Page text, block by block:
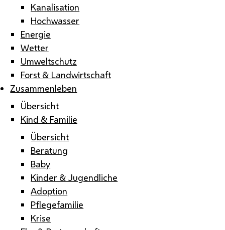
Kanalisation
Hochwasser
Energie
Wetter
Umweltschutz
Forst & Landwirtschaft
Zusammenleben
Übersicht
Kind & Familie
Übersicht
Beratung
Baby
Kinder & Jugendliche
Adoption
Pflegefamilie
Krise